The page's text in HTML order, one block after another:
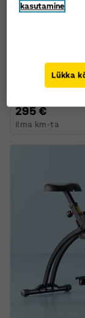
Laua vahesein
1600 x 650 x
valged
kangas Hush,
:1211522
295 €
Ilma km-ta
kasutamine
Lükka